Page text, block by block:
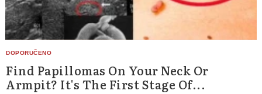
Find Papillomas On Your Neck Or
Armpit? It's The First Stage Of...